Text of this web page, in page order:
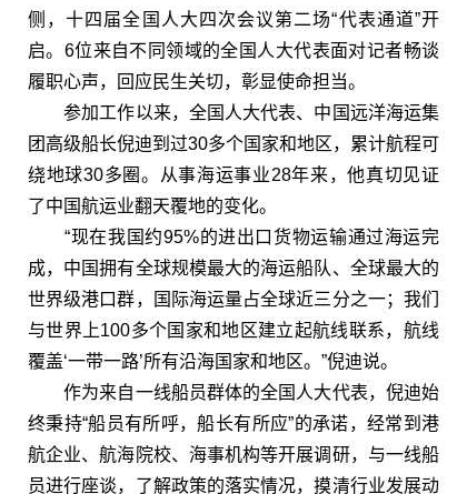
侧，十四届全国人大四次会议第二场“代表通道”开
启。6位来自不同领域的全国人大代表面对记者畅谈
履职心声，回应民生关切，彰显使命担当。
参加工作以来，全国人大代表、中国远洋海运集
团高级船长倪迪到过30多个国家和地区，累计航程可
绕地球30多圈。从事海运事业28年来，他真切见证
了中国航运业翻天覆地的变化。
“现在我国约95%的进出口货物运输通过海运完
成，中国拥有全球规模最大的海运船队、全球最大的
世界级港口群，国际海运量占全球近三分之一；我们
与世界上100多个国家和地区建立起航线联系，航线
覆盖‘一带一路’所有沿海国家和地区。”倪迪说。
作为来自一线船员群体的全国人大代表，倪迪始
终秉持“船员有所呼，船长有所应”的承诺，经常到港
航企业、航海院校、海事机构等开展调研，与一线船
员进行座谈，了解政策的落实情况，摸清行业发展动